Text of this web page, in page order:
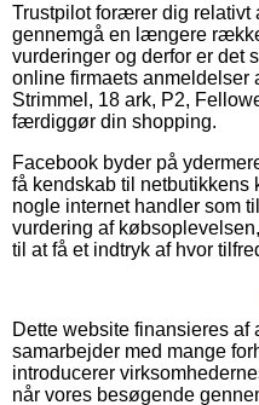
Trustpilot forærer dig
gennemgå en længere
vurderinger og derfor er det
online firmaets anmeldelser
Strimmel, 18 ark, P2,
færdiggør din shopping.
Facebook byder på
få kendskab til netbutikkens
nogle internet handler som
vurdering af
til at få et indtryk af hvor
Dette website finansieres
samarbejder med mange
introducerer
når vores besøgende